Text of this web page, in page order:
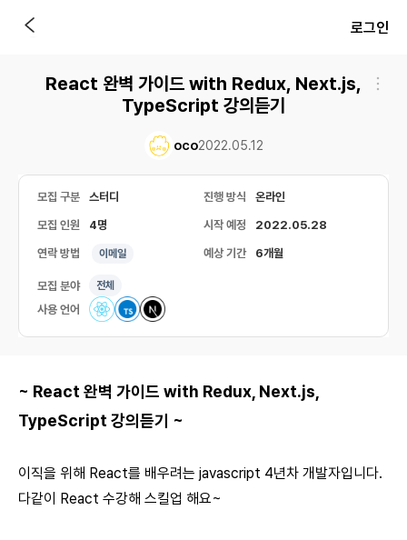
로그인
React 완벽 가이드 with Redux, Next.js,
TypeScript 강의듣기
oco2022.05.12
모집 구분 스터디 진행 방식 온라인
모집 인원 4명 시작 예정 2022.05.28
연락 방법 이메일 예상 기간 6개월
모집 분야 전체
사용 언어
~ React 완벽 가이드 with Redux, Next.js,
TypeScript 강의듣기 ~
이직을 위해 React를 배우려는 javascript 4년차 개발자입니다.
다같이 React 수강해 스킬업 해요~